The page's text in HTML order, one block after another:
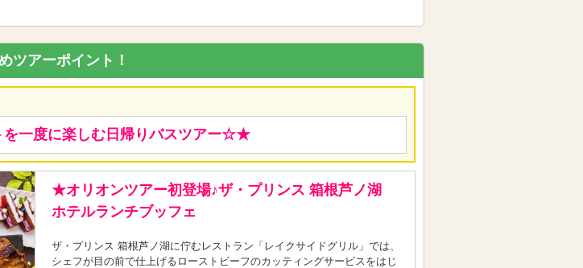
ツアーポイント！
に楽しむ日帰りバスツアー☆★
★オリオンツアー初登場♪ザ・プリンス 箱根芦ノ湖
ホテルランチブッフェ
ザ・プリンス 箱根芦ノ湖に佇むレストラン「レイクサイドグリル」では、
シェフが目の前で仕上げるローストビーフのカッティングサービスをはじ